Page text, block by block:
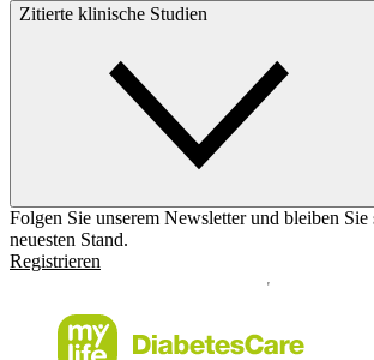
Zitierte klinische Studien
Folgen Sie unserem Newsletter und bleiben Sie
neuesten Stand.
Registrieren